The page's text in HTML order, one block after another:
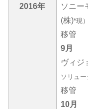
2016年
ソニー
(株)*現
移管
9月
ヴィジ
ソリュ
移管
10月